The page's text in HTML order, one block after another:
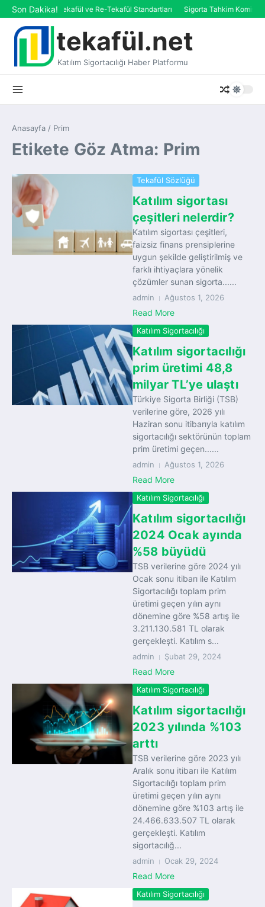
İçeriğe atla
Son Dakika!
AAOIFI’de Tekafül ve Re-Tekafül Standartları Sigorta Tahkim
tekafül.net
Katılım Sigortacılığı Haber Platformu
Anasayfa / Prim
Etikete Göz Atma: Prim
Tekafül Sözlüğü
Katılım sigortası
çeşitleri nelerdir?
Katılım sigortası çeşitleri,
faizsiz finans prensiplerine
uygun şekilde geliştirilmiş ve
farklı ihtiyaçlara yönelik
çözümler sunan sigorta......
admin Ağustos 1, 2026
Read More
Katılım Sigortacılığı
Katılım sigortacılığı
prim üretimi 48,8
milyar TL’ye ulaştı
Türkiye Sigorta Birliği (TSB)
verilerine göre, 2026 yılı
Haziran sonu itibarıyla katılım
sigortacılığı sektörünün toplam
prim üretimi geçen......
admin Ağustos 1, 2026
Read More
Katılım Sigortacılığı
Katılım sigortacılığı
2024 Ocak ayında
%58 büyüdü
TSB verilerine göre 2024 yılı
Ocak sonu itibarı ile Katılım
Sigortacılığı toplam prim
üretimi geçen yılın aynı
dönemine göre %58 artış ile
3.211.130.581 TL olarak
gerçekleşti. Katılım s...
admin Şubat 29, 2024
Read More
Katılım Sigortacılığı
Katılım sigortacılığı
2023 yılında %103
arttı
TSB verilerine göre 2023 yılı
Aralık sonu itibarı ile Katılım
Sigortacılığı toplam prim
üretimi geçen yılın aynı
dönemine göre %103 artış ile
24.466.633.507 TL olarak
gerçekleşti. Katılım
sigortacılığ...
admin Ocak 29, 2024
Read More
Katılım Sigortacılığı